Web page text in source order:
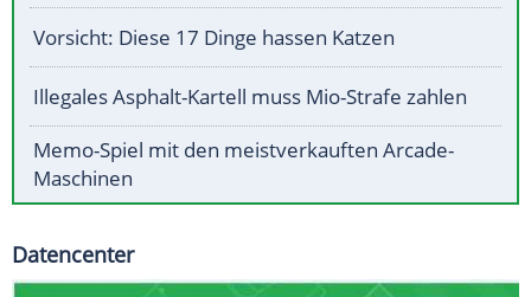
Vorsicht: Diese 17 Dinge hassen Katzen
Illegales Asphalt-Kartell muss Mio-Strafe zahlen
Memo-Spiel mit den meistverkauften Arcade-
Maschinen
Datencenter